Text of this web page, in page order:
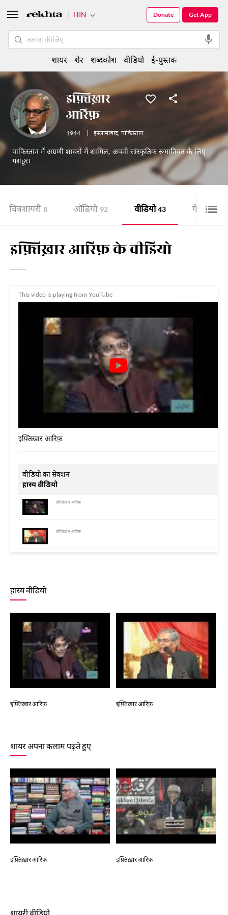
इफ़्तिख़ार
आरिफ़
1944 इस्लामाबाद, पाकिस्तान
पाकिस्तान में अग्रणी शायरों में शामिल, अपनी सांस्कृतिक रूमानियत के लिए
मशहूर।
चित्र शायरी 8 ऑडियो 92 वीडियो 43 गेलरी 3
इफ़्तिख़ार आरिफ़ के वीडियो
This video is playing from YouTube
इफ़्तिख़ार आरिफ़
वीडियो का सेक्शन
हास्य वीडियो
इफ़्तिख़ार आरिफ़
इफ़्तिख़ार आरिफ़
हास्य वीडियो
इफ़्तिख़ार आरिफ़ इफ़्तिख़ार आरिफ़
शायर अपना कलाम पढ़ते हुए
इफ़्तिख़ार आरिफ़ इफ़्तिख़ार आरिफ़
शायरी वीडियो
HIN Get App
Donate
शायर शेर शब्दकोश वीडियो ई-पुस्तक